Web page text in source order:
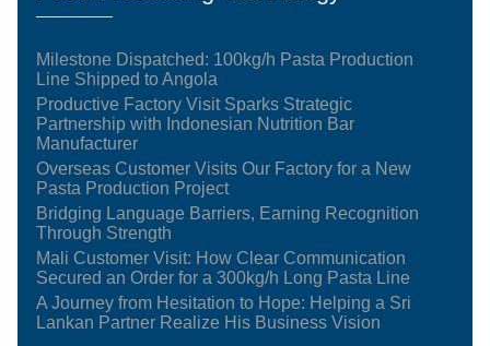
Milestone Dispatched: 100kg/h Pasta Production
Line Shipped to Angola
Productive Factory Visit Sparks Strategic
Partnership with Indonesian Nutrition Bar
Manufacturer
Overseas Customer Visits Our Factory for a New
Pasta Production Project
Bridging Language Barriers, Earning Recognition
Through Strength
Mali Customer Visit: How Clear Communication
Secured an Order for a 300kg/h Long Pasta Line
A Journey from Hesitation to Hope: Helping a Sri
Lankan Partner Realize His Business Vision